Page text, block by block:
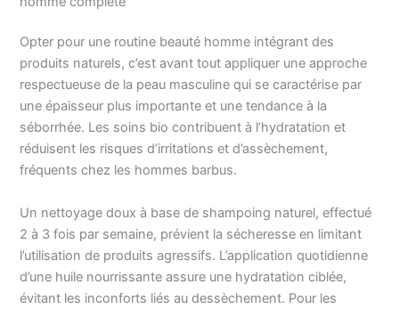
Opter pour une routine beauté homme intégrant des
produits naturels, c’est avant tout appliquer une approche
respectueuse de la peau masculine qui se caractérise par
une épaisseur plus importante et une tendance à la
séborrhée. Les soins bio contribuent à l’hydratation et
réduisent les risques d’irritations et d’assèchement,
fréquents chez les hommes barbus.
Un nettoyage doux à base de shampoing naturel, effectué
2 à 3 fois par semaine, prévient la sécheresse en limitant
l’utilisation de produits agressifs. L’application quotidienne
d’une huile nourrissante assure une hydratation ciblée,
évitant les inconforts liés au dessèchement. Pour les